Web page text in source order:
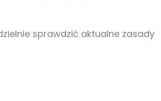
sprawdzić aktualne zasady